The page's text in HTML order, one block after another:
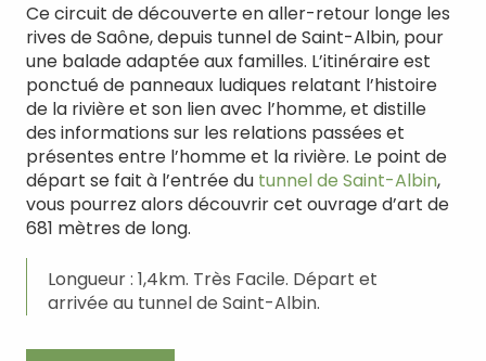
Ce circuit de découverte en aller-retour longe les
rives de Saône, depuis tunnel de Saint-Albin, pour
une balade adaptée aux familles. L’itinéraire est
ponctué de panneaux ludiques relatant l’histoire
de la rivière et son lien avec l’homme, et distille
des informations sur les relations passées et
présentes entre l’homme et la rivière. Le point de
départ se fait à l’entrée du tunnel de Saint-Albin,
vous pourrez alors découvrir cet ouvrage d’art de
681 mètres de long.
Longueur : 1,4km. Très Facile. Départ et
arrivée au tunnel de Saint-Albin.